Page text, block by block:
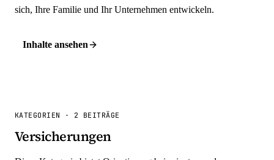
sich, Ihre Familie und Ihr Unternehmen entwickeln.
Inhalte ansehen
KATEGORIEN · 2 BEITRÄGE
Versicherungen